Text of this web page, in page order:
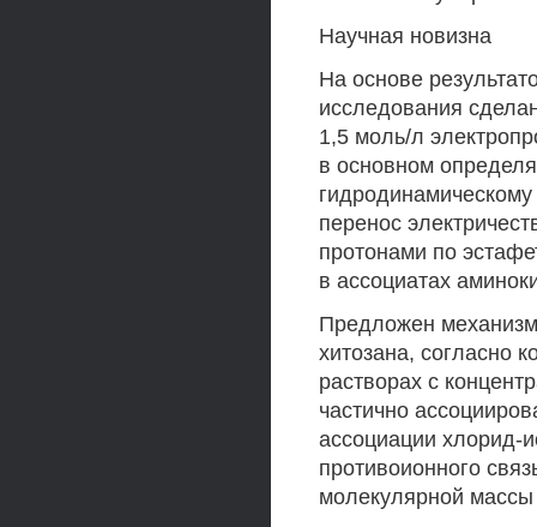
Научная новизна
На основе
исследования
1,5 моль/л
в основном
перенос
протонами по
в ассоциатах
Предложен
хитозана, согласно
растворах с
частично
ассоциации хлорид-
противоионного
молекулярной массы